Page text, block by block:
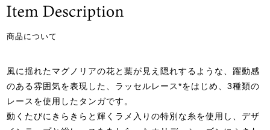
商品について
風に揺れたマグノリアの花と葉が見え隠れするような、躍動感
のある雰囲気を表現した、ラッセルレース*をはじめ、3種類の
レースを使用したタンガです。
動くたびにきらきらと輝くラメ入りの特別な糸を使用し、デザ